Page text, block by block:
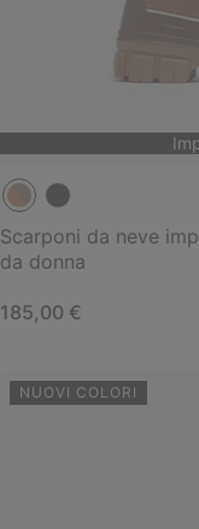
Scarponi da neve
da donna
Regular price:
185,00 €
NUOVI COLORI